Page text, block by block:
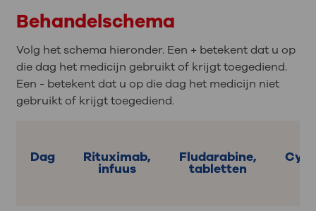
Behandelschema
Volg het schema hieronder. Een + betekent dat u op
die dag het medicijn gebruikt of krijgt toegediend.
Een - betekent dat u op die dag het medicijn niet
gebruikt of krijgt toegediend.
Dag Rituximab,
infuus
Fludarabine,
tabletten